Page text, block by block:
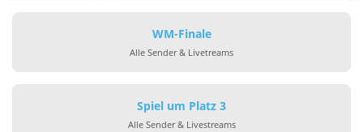
WM-Finale
Alle Sender & Livetreams
Spiel um Platz 3
Alle Sender & Livestreams